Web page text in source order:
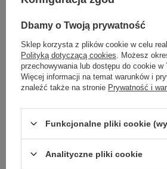
Podmiot
odpowiedzialny
Specmark
Bielska
43-400
telefon:
e-mail:
Osoby
Specmark
telefon:
e-mail:
Kompatybilne urządzenia
Dbamy o Twoją prywatność
Sklep korzysta z plików cookie w celu
Polityką dotyczącą cookies . Możesz
przechowywania lub dostępu do cookie w
Więcej informacji na temat warunków i
znaleźć także na stronie Prywatność i
Funkcjonalne pliki cookie
Analityczne pliki cookie